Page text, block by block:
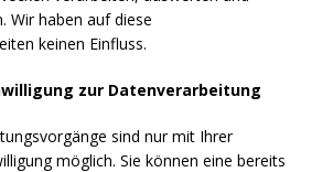
Wir haben auf diese
keinen Einfluss.
zur Datenverarbeitung
sind nur mit Ihrer
möglich. Sie können eine bereits